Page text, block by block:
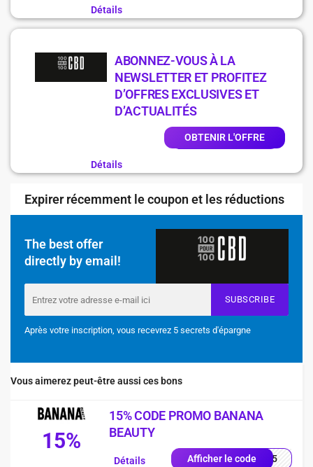
Détails
ABONNEZ-VOUS À LA
NEWSLETTER ET PROFITEZ
D’OFFRES EXCLUSIVES ET
D’ACTUALITÉS
OBTENIR L'OFFRE
Détails
Expirer récemment le coupon et les réductions
The best offer
directly by email!
SUBSCRIBE
Après votre inscription, vous recevrez 5 secrets d'épargne
Vous aimerez peut-être aussi ces bons
15%
15% CODE PROMO BANANA
BEAUTY
Afficher le codeNA15
Détails